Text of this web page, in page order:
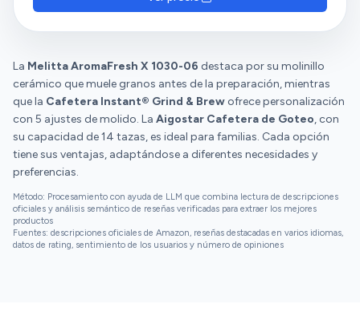
La Melitta AromaFresh X 1030-06 destaca por su molinillo
cerámico que muele granos antes de la preparación, mientras
que la Cafetera Instant® Grind & Brew ofrece personalización
con 5 ajustes de molido. La Aigostar Cafetera de Goteo, con
su capacidad de 14 tazas, es ideal para familias. Cada opción
tiene sus ventajas, adaptándose a diferentes necesidades y
preferencias.
Método: Procesamiento con ayuda de LLM que combina lectura de descripciones
oficiales y análisis semántico de reseñas verificadas para extraer los mejores
productos
Fuentes: descripciones oficiales de Amazon, reseñas destacadas en varios idiomas,
datos de rating, sentimiento de los usuarios y número de opiniones